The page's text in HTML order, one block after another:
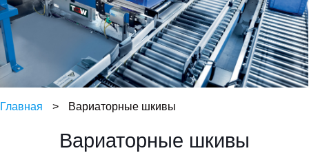
Главная > Вариаторные шкивы
Вариаторные шкивы